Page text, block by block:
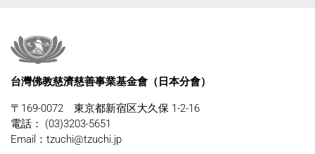
台灣佛教慈濟慈善事業基金會（日本分會）
〒169-0072 東京都新宿区大久保 1-2-16
電話： (03)3203-5651
Email：tzuchi@tzuchi.jp